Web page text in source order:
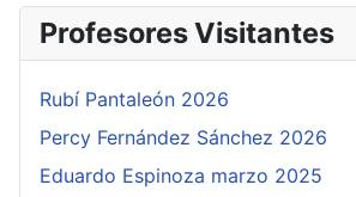
Profesores Visitantes
Rubí Pantaleón 2026
Percy Fernández Sánchez 2026
Eduardo Espinoza marzo 2025